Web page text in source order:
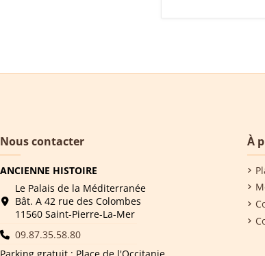
Nous contacter
ANCIENNE HISTOIRE
Le Palais de la Méditerranée
Bât. A 42 rue des Colombes
11560 Saint-Pierre-La-Mer
09.87.35.58.80
À